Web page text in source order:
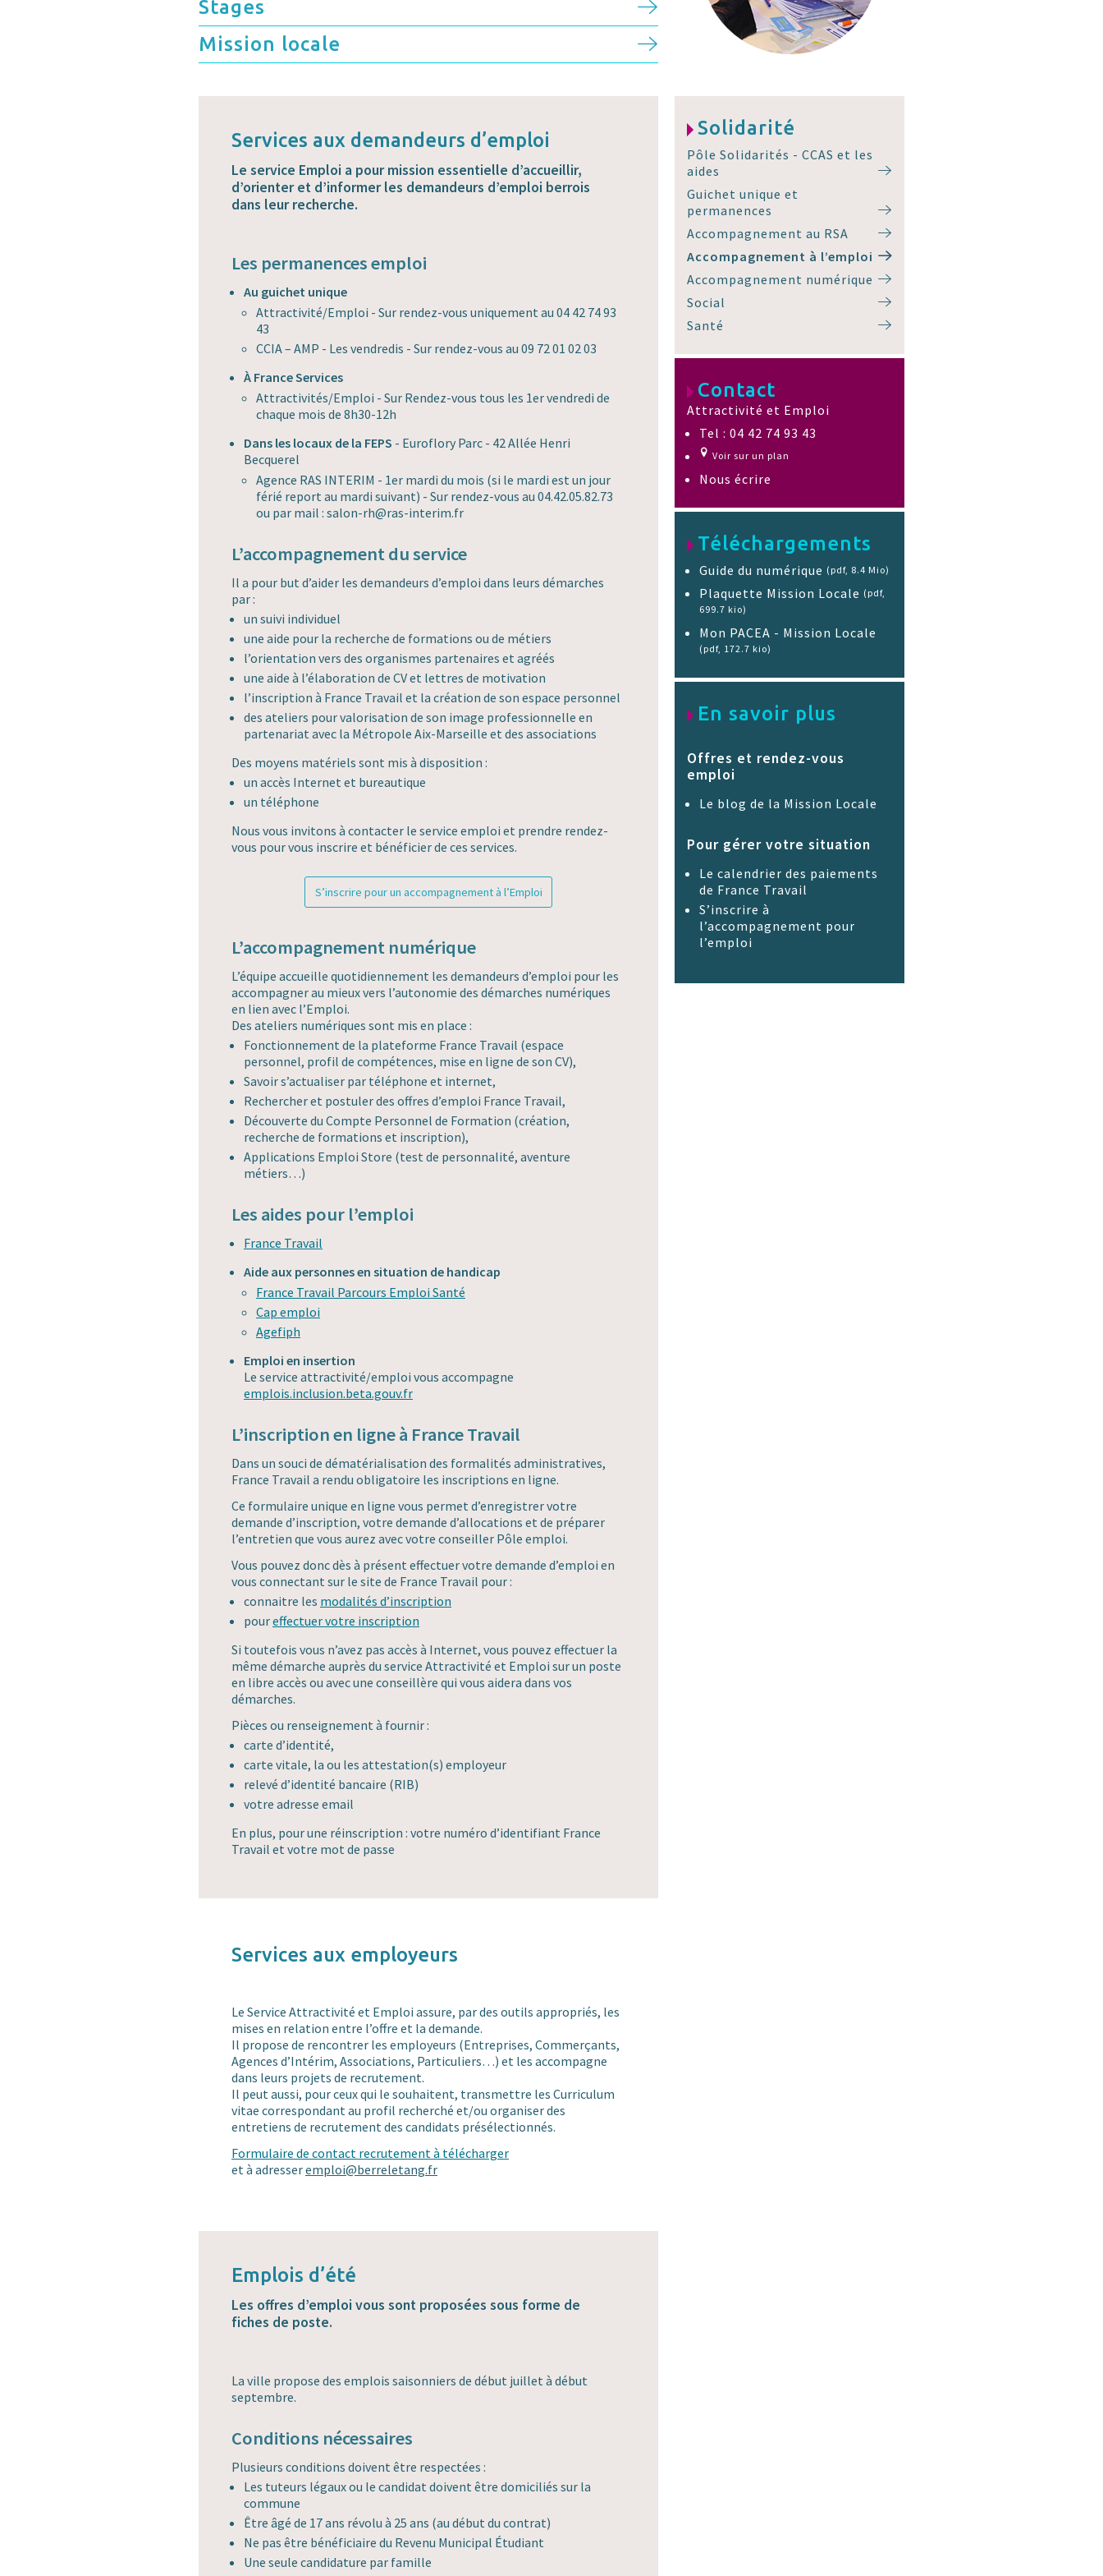
Stages
Mission locale
Services aux demandeurs d’emploi
Le service Emploi a pour mission essentielle d’accueillir,
d’orienter et d’informer les demandeurs d’emploi berrois
dans leur recherche.
Les permanences emploi
Au guichet unique
Attractivité/Emploi - Sur rendez-vous uniquement au 04 42 74 93
43
CCIA – AMP - Les vendredis - Sur rendez-vous au 09 72 01 02 03
À France Services
Attractivités/Emploi - Sur Rendez-vous tous les 1er vendredi de
chaque mois de 8h30-12h
Dans les locaux de la FEPS - Euroflory Parc - 42 Allée Henri
Becquerel
Agence RAS INTERIM - 1er mardi du mois (si le mardi est un jour
férié report au mardi suivant) - Sur rendez-vous au 04.42.05.82.73
ou par mail : salon-rh@ras-interim.fr
L’accompagnement du service
Il a pour but d’aider les demandeurs d’emploi dans leurs démarches
par :
un suivi individuel
une aide pour la recherche de formations ou de métiers
l’orientation vers des organismes partenaires et agréés
une aide à l’élaboration de CV et lettres de motivation
l’inscription à France Travail et la création de son espace personnel
des ateliers pour valorisation de son image professionnelle en
partenariat avec la Métropole Aix-Marseille et des associations
Des moyens matériels sont mis à disposition :
un accès Internet et bureautique
un téléphone
Nous vous invitons à contacter le service emploi et prendre rendez-
vous pour vous inscrire et bénéficier de ces services.
S’inscrire pour un accompagnement à l’Emploi
L’accompagnement numérique
L’équipe accueille quotidiennement les demandeurs d’emploi pour les
accompagner au mieux vers l’autonomie des démarches numériques
en lien avec l’Emploi.
Des ateliers numériques sont mis en place :
Fonctionnement de la plateforme France Travail (espace
personnel, profil de compétences, mise en ligne de son CV),
Savoir s’actualiser par téléphone et internet,
Rechercher et postuler des offres d’emploi France Travail,
Découverte du Compte Personnel de Formation (création,
recherche de formations et inscription),
Applications Emploi Store (test de personnalité, aventure
métiers…)
Les aides pour l’emploi
France Travail
Aide aux personnes en situation de handicap
France Travail Parcours Emploi Santé
Cap emploi
Agefiph
Emploi en insertion
Le service attractivité/emploi vous accompagne
emplois.inclusion.beta.gouv.fr
L’inscription en ligne à France Travail
Dans un souci de dématérialisation des formalités administratives,
France Travail a rendu obligatoire les inscriptions en ligne.
Ce formulaire unique en ligne vous permet d’enregistrer votre
demande d’inscription, votre demande d’allocations et de préparer
l’entretien que vous aurez avec votre conseiller Pôle emploi.
Vous pouvez donc dès à présent effectuer votre demande d’emploi en
vous connectant sur le site de France Travail pour :
connaitre les modalités d’inscription
poureffectuer votre inscription
Si toutefois vous n’avez pas accès à Internet, vous pouvez effectuer la
même démarche auprès du service Attractivité et Emploi sur un poste
en libre accès ou avec une conseillère qui vous aidera dans vos
démarches.
Pièces ou renseignement à fournir :
carte d’identité,
carte vitale, la ou les attestation(s) employeur
relevé d’identité bancaire (RIB)
votre adresse email
En plus, pour une réinscription : votre numéro d’identifiant France
Travail et votre mot de passe
Services aux employeurs
Le Service Attractivité et Emploi assure, par des outils appropriés, les
mises en relation entre l’offre et la demande.
Il propose de rencontrer les employeurs (Entreprises, Commerçants,
Agences d’Intérim, Associations, Particuliers…) et les accompagne
dans leurs projets de recrutement.
Il peut aussi, pour ceux qui le souhaitent, transmettre les Curriculum
vitae correspondant au profil recherché et/ou organiser des
entretiens de recrutement des candidats présélectionnés.
Formulaire de contact recrutement à télécharger
et à adresseremploi@berreletang.fr
Emplois d’été
Les offres d’emploi vous sont proposées sous forme de
fiches de poste.
La ville propose des emplois saisonniers de début juillet à début
septembre.
Conditions nécessaires
Plusieurs conditions doivent être respectées :
Les tuteurs légaux ou le candidat doivent être domiciliés sur la
commune
Être âgé de 17 ans révolu à 25 ans (au début du contrat)
Ne pas être bénéficiaire du Revenu Municipal Étudiant
Une seule candidature par famille
Solidarité
Pôle Solidarités - CCAS et les
aides
Guichet unique et
permanences
Accompagnement au RSA
Accompagnement à l’emploi
Accompagnement numérique
Social
Santé
Contact
Attractivité et Emploi
Tel : 04 42 74 93 43
Voir sur un plan
Nous écrire
Téléchargements
Guide du numérique (pdf, 8.4 Mio)
Plaquette Mission Locale (pdf,
699.7 kio)
Mon PACEA - Mission Locale
(pdf, 172.7 kio)
En savoir plus
Offres et rendez-vous
emploi
Le blog de la Mission Locale
Pour gérer votre situation
Le calendrier des paiements
de France Travail
S’inscrire à
l’accompagnement pour
l’emploi